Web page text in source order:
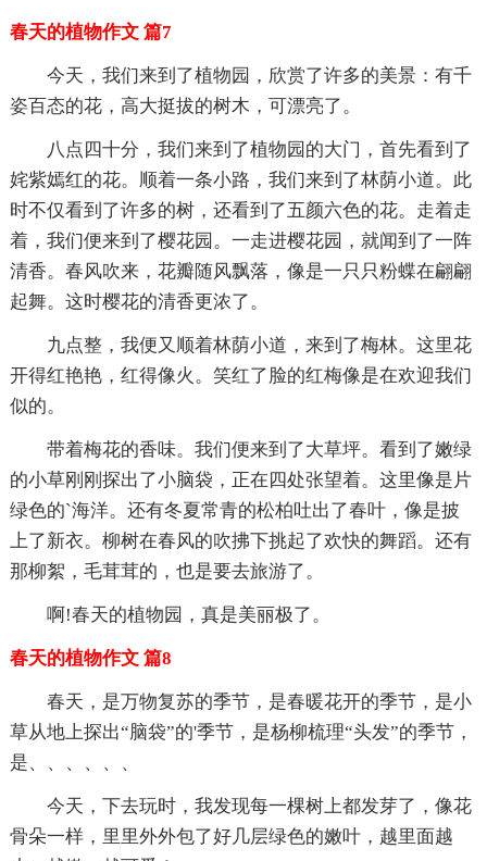
春天的植物作文 篇7
今天，我们来到了植物园，欣赏了许多的美景：有千
姿百态的花，高大挺拔的树木，可漂亮了。
八点四十分，我们来到了植物园的大门，首先看到了
姹紫嫣红的花。顺着一条小路，我们来到了林荫小道。此
时不仅看到了许多的树，还看到了五颜六色的花。走着走
着，我们便来到了樱花园。一走进樱花园，就闻到了一阵
清香。春风吹来，花瓣随风飘落，像是一只只粉蝶在翩翩
起舞。这时樱花的清香更浓了。
九点整，我便又顺着林荫小道，来到了梅林。这里花
开得红艳艳，红得像火。笑红了脸的红梅像是在欢迎我们
似的。
带着梅花的香味。我们便来到了大草坪。看到了嫩绿
的小草刚刚探出了小脑袋，正在四处张望着。这里像是片
绿色的`海洋。还有冬夏常青的松柏吐出了春叶，像是披
上了新衣。柳树在春风的吹拂下挑起了欢快的舞蹈。还有
那柳絮，毛茸茸的，也是要去旅游了。
啊!春天的植物园，真是美丽极了。
春天的植物作文 篇8
春天，是万物复苏的季节，是春暖花开的季节，是小
草从地上探出“脑袋”的'季节，是杨柳梳理“头发”的季节，
是、、、、、、
今天，下去玩时，我发现每一棵树上都发芽了，像花
骨朵一样，里里外外包了好几层绿色的嫩叶，越里面越